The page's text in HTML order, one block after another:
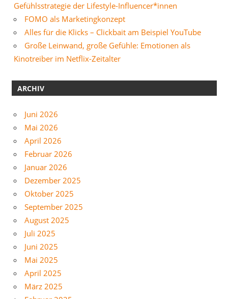
Gefühlsstrategie der Lifestyle-Influencer*innen
FOMO als Marketingkonzept
Alles für die Klicks – Clickbait am Beispiel YouTube
Große Leinwand, große Gefühle: Emotionen als
Kinotreiber im Netflix-Zeitalter
ARCHIV
Juni 2026
Mai 2026
April 2026
Februar 2026
Januar 2026
Dezember 2025
Oktober 2025
September 2025
August 2025
Juli 2025
Juni 2025
Mai 2025
April 2025
März 2025